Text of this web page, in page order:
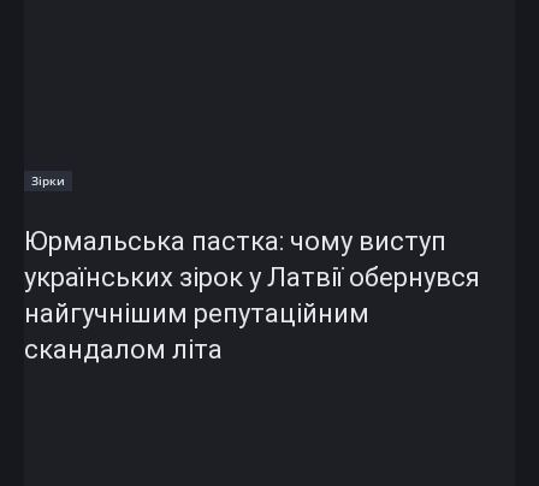
Зірки
Юрмальська пастка: чому виступ
українських зірок у Латвії обернувся
найгучнішим репутаційним
скандалом літа